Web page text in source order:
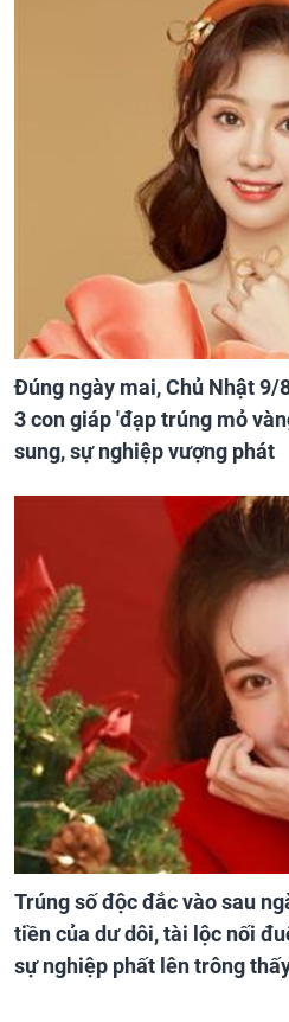
Đúng ngày mai, Chủ Nhật 9/
3 con giáp 'đạp trúng mỏ
sung, sự nghiệp vượng phát
Trúng số độc đắc vào sau
tiền của dư dôi, tài lộc nối
sự nghiệp phất lên trông